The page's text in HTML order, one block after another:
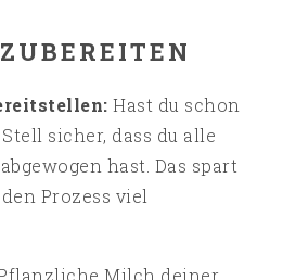
Hast du schon
sicher, dass du alle
hast. Das spart
Prozess viel
Milch deiner